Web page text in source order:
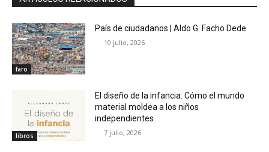
faro
País de ciudadanos | Aldo G. Facho Dede
10 julio, 2026
libros
El diseño de la infancia: Cómo el mundo
material moldea a los niños
independientes
7 julio, 2026